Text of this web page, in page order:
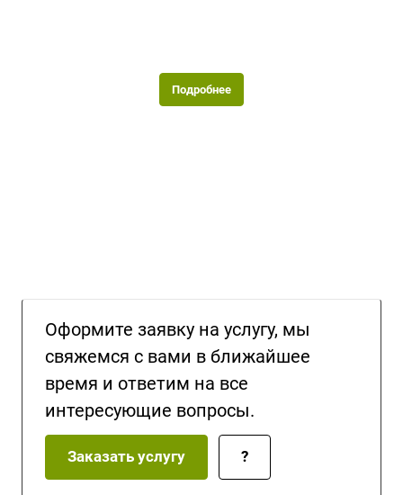
распространенных способов отделки поверхности в
современной промышленности.
Подробнее
Оформите заявку на услугу, мы
свяжемся с вами в ближайшее
время и ответим на все
интересующие вопросы.
Заказать услугу ?